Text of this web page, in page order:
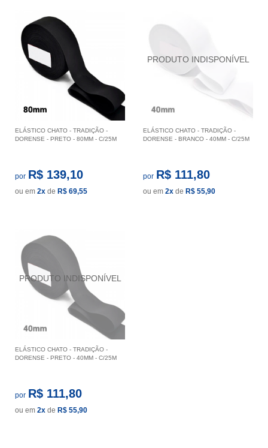
ELÁSTICO CHATO - TRADIÇÃO -
DORENSE - PRETO - 80MM - C/25M
por R$ 139,10
ou em 2x de R$ 69,55
ELÁSTICO CHATO - TRADIÇÃO -
DORENSE - BRANCO - 40MM - C/25M
por R$ 111,80
ou em 2x de R$ 55,90
ELÁSTICO CHATO - TRADIÇÃO -
DORENSE - PRETO - 40MM - C/25M
por R$ 111,80
ou em 2x de R$ 55,90